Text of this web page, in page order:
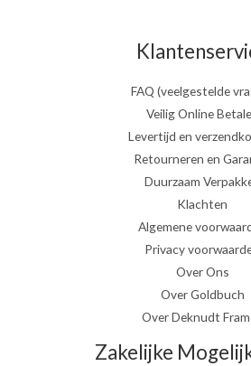
FAQ (veelgestelde
Veilig Online
Levertijd en
Retourneren en
Duurzaam
Klachten
Algemene
Privacy
Over Ons
Over Goldbuch
Over Deknudt
Zakelijke